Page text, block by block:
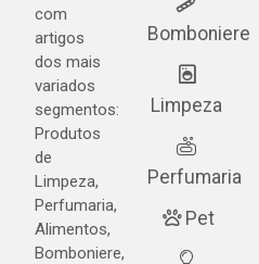
com
artigos
dos mais
variados
segmentos:
Produtos
de
Limpeza,
Perfumaria,
Alimentos,
Bomboniere,
Bomboniere
Limpeza
Perfumaria
Pet